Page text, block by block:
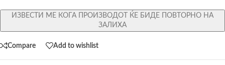
ИЗВЕСТИ МЕ КОГА ПРОИЗВОДОТ ЌЕ БИДЕ ПОВТОРНО НА
ЗАЛИХА
Compare Add to wishlist